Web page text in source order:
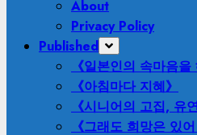
About
Privacy Policy
Published
《일본인의 속마음을
《아침마다 지혜》
《시니어의 고집, 유
《그래도 희망은 있어